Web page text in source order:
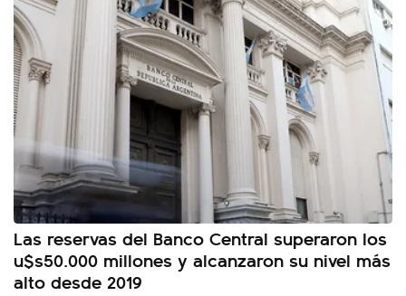
Las reservas del Banco Central superaron los
u$s50.000 millones y alcanzaron su nivel más
alto desde 2019